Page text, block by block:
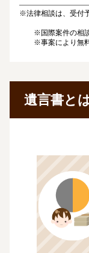
※法律相談は、受付
※国際案件の相
※事案により無
遺言書と